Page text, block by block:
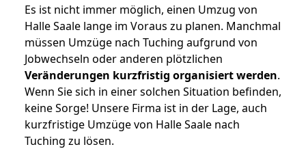
Es ist nicht immer möglich, einen Umzug von
Halle Saale lange im Voraus zu planen. Manchmal
müssen Umzüge nach Tuching aufgrund von
Jobwechseln oder anderen plötzlichen
Veränderungen kurzfristig organisiert werden.
Wenn Sie sich in einer solchen Situation befinden,
keine Sorge! Unsere Firma ist in der Lage, auch
kurzfristige Umzüge von Halle Saale nach
Tuching zu lösen.